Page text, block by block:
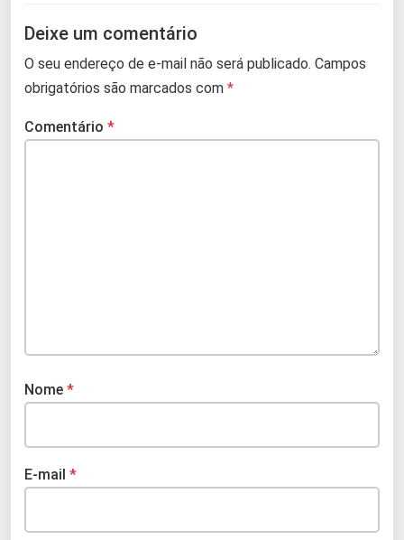
Deixe um comentário
O seu endereço de e-mail não será publicado. Campos
obrigatórios são marcados com *
Comentário *
Nome *
E-mail *